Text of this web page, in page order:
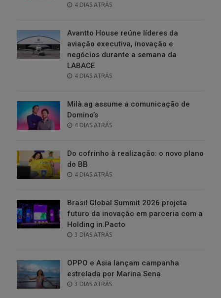
POSTED
4 DIAS ATRÁS
Avantto House reúne líderes da
aviação executiva, inovação e
negócios durante a semana da
LABACE
POSTED
4 DIAS ATRÁS
Milà.ag assume a comunicação de
Domino’s
POSTED
4 DIAS ATRÁS
Do cofrinho à realização: o novo plano
do BB
POSTED
4 DIAS ATRÁS
Brasil Global Summit 2026 projeta
futuro da inovação em parceria com a
Holding in.Pacto
POSTED
3 DIAS ATRÁS
OPPO e Asia lançam campanha
estrelada por Marina Sena
POSTED
3 DIAS ATRÁS